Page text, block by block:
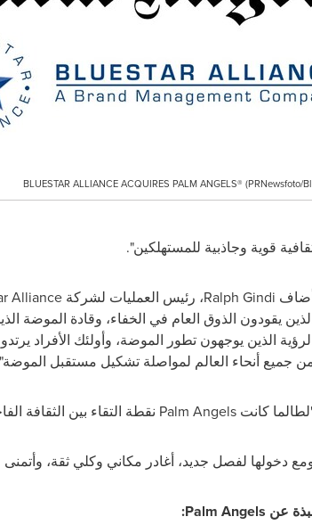
BLUESTAR ALLIANCE ACQUIRES PALM ANGELS® (PRNewsfoto/
قوية وجاذبية للمستهلكين".
Ralph Gindi، رئيس العمليات لشركةAlliance
يقودون الذوق العام في الخفاء، وقادة
الذين يوجهون تطور الموضة، وأولئك الأفراد
جميع أنحاء العالم لمواصلة تشكيل مستقبل
كانتPalm Angels نقطة التقاء بين الثقافة
دخولها لفصل جديد، أغادر مكاني وكلي ثقة،
عن Palm Angels
: